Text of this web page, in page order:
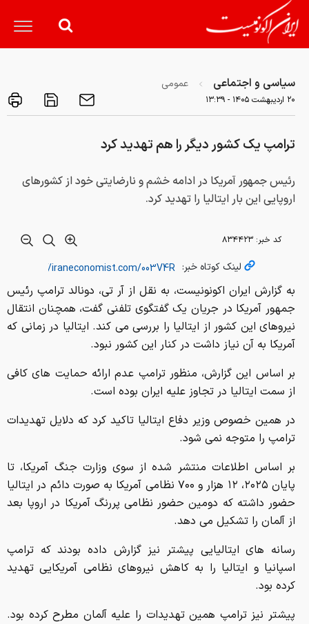
سیاسی و اجتماعی عمومی
۲۰ ارديبهشت ۱۴۰۵ - ۱۳:۳۹
ترامپ یک کشور دیگر را هم تهدید کرد
رئیس جمهور آمریکا در ادامه خشم و نارضایتی خود از کشورهای
اروپایی این بار ایتالیا را تهدید کرد.
کد خبر: ۸۳۴۴۲۳
لینک کوتاه خبر:
به گزارش ایران اکونونیست، به نقل از آر تی، دونالد ترامپ رئیس
جمهور آمریکا در جریان یک گفتگوی تلفنی گفت، همچنان انتقال
نیروهای این کشور از ایتالیا را بررسی می کند. ایتالیا در زمانی که
آمریکا به آن نیاز داشت در کنار این کشور نبود.
بر اساس این گزارش، منظور ترامپ عدم ارائه حمایت های کافی
از سمت ایتالیا در تجاوز علیه ایران بوده است.
در همین خصوص وزیر دفاع ایتالیا تاکید کرد که دلایل تهدیدات
ترامپ را متوجه نمی شود.
بر اساس اطلاعات منتشر شده از سوی وزارت جنگ آمریکا، تا
پایان ۲۰۲۵، ۱۲ هزار و ۷۰۰ نظامی آمریکا به صورت دائم در ایتالیا
حضور داشته که دومین حضور نظامی پررنگ آمریکا در اروپا بعد
از آلمان را تشکیل می دهد.
رسانه های ایتالیایی پیشتر نیز گزارش داده بودند که ترامپ
اسپانیا و ایتالیا را به کاهش نیروهای نظامی آمریکایی تهدید
کرده بود.
پیشتر نیز ترامپ همین تهدیدات را علیه آلمان مطرح کرده بود.